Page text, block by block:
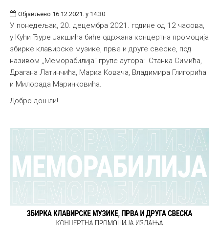
Објављено 16.12.2021. у 14:30
У понедељак, 20. децембра 2021. године од 12 часова,
у Кући Ђуре Јакшића биће одржана концертна промоција
збирке клавирске музике, прве и друге свеске, под
називом ,,Меморабилија" групе аутора: Станка Симића,
Драгана Латинчића, Марка Ковача, Владимира Глигорића
и Милорада Маринковића.
Добро дошли!